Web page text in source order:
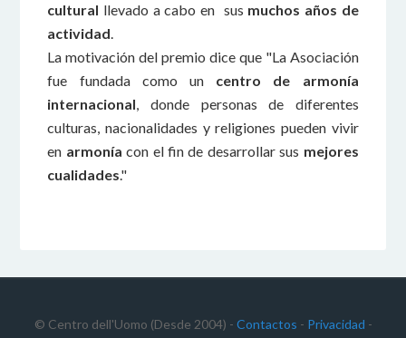
cultural llevado a cabo en sus muchos años de
actividad.
La motivación del premio dice que "La Asociación
fue fundada como un centro de armonía
internacional, donde personas de diferentes
culturas, nacionalidades y religiones pueden vivir
en armonía con el fin de desarrollar sus mejores
cualidades."
© Centro dell'Uomo (Desde 2004) - Contactos - Privacidad -